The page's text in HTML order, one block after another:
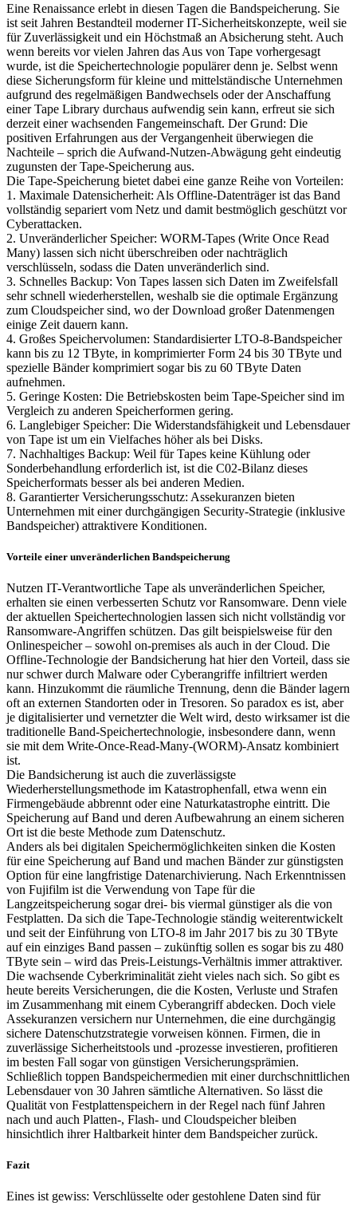
Eine Renaissance erlebt in diesen Tagen die Bandspeicherung. Sie
ist seit Jahren Bestandteil moderner IT-Sicherheitskonzepte, weil sie
für Zuverlässigkeit und ein Höchstmaß an Absicherung steht. Auch
wenn bereits vor vielen Jahren das Aus von Tape vorhergesagt
wurde, ist die Speichertechnologie populärer denn je. Selbst wenn
diese Sicherungsform für kleine und mittelständische Unternehmen
aufgrund des regelmäßigen Bandwechsels oder der Anschaffung
einer Tape Library durchaus aufwendig sein kann, erfreut sie sich
derzeit einer wachsenden Fangemeinschaft. Der Grund: Die
positiven Erfahrungen aus der Vergangenheit überwiegen die
Nachteile – sprich die Aufwand-Nutzen-Abwägung geht eindeutig
zugunsten der Tape-Speicherung aus.
Die Tape-Speicherung bietet dabei eine ganze Reihe von Vorteilen:
1. Maximale Datensicherheit: Als Offline-Datenträger ist das Band
vollständig separiert vom Netz und damit bestmöglich geschützt vor
Cyberattacken.
2. Unveränderlicher Speicher: WORM-Tapes (Write Once Read
Many) lassen sich nicht überschreiben oder nachträglich
verschlüsseln, sodass die Daten unveränderlich sind.
3. Schnelles Backup: Von Tapes lassen sich Daten im Zweifelsfall
sehr schnell wiederherstellen, weshalb sie die optimale Ergänzung
zum Cloudspeicher sind, wo der Download großer Datenmengen
einige Zeit dauern kann.
4. Großes Speichervolumen: Standardisierter LTO-8-Bandspeicher
kann bis zu 12 TByte, in komprimierter Form 24 bis 30 TByte und
spezielle Bänder komprimiert sogar bis zu 60 TByte Daten
aufnehmen.
5. Geringe Kosten: Die Betriebskosten beim Tape-Speicher sind im
Vergleich zu anderen Speicherformen gering.
6. Langlebiger Speicher: Die Widerstandsfähigkeit und Lebensdauer
von Tape ist um ein Vielfaches höher als bei Disks.
7. Nachhaltiges Backup: Weil für Tapes keine Kühlung oder
Sonderbehandlung erforderlich ist, ist die C02-Bilanz dieses
Speicherformats besser als bei anderen Medien.
8. Garantierter Versicherungsschutz: Assekuranzen bieten
Unternehmen mit einer durchgängigen Security-Strategie (inklusive
Bandspeicher) attraktivere Konditionen.
Vorteile einer unveränderlichen Bandspeicherung
Nutzen IT-Verantwortliche Tape als unveränderlichen Speicher,
erhalten sie einen verbesserten Schutz vor Ransomware. Denn viele
der aktuellen Speichertechnologien lassen sich nicht vollständig vor
Ransomware-Angriffen schützen. Das gilt beispielsweise für den
Onlinespeicher – sowohl on-premises als auch in der Cloud. Die
Offline-Technologie der Bandsicherung hat hier den Vorteil, dass sie
nur schwer durch Malware oder Cyberangriffe infiltriert werden
kann. Hinzukommt die räumliche Trennung, denn die Bänder lagern
oft an externen Standorten oder in Tresoren. So paradox es ist, aber
je digitalisierter und vernetzter die Welt wird, desto wirksamer ist die
traditionelle Band-Speichertechnologie, insbesondere dann, wenn
sie mit dem Write-Once-Read-Many-(WORM)-Ansatz kombiniert
ist.
Die Bandsicherung ist auch die zuverlässigste
Wiederherstellungsmethode im Katastrophenfall, etwa wenn ein
Firmengebäude abbrennt oder eine Naturkatastrophe eintritt. Die
Speicherung auf Band und deren Aufbewahrung an einem sicheren
Ort ist die beste Methode zum Datenschutz.
Anders als bei digitalen Speichermöglichkeiten sinken die Kosten
für eine Speicherung auf Band und machen Bänder zur günstigsten
Option für eine langfristige Datenarchivierung. Nach Erkenntnissen
von Fujifilm ist die Verwendung von Tape für die
Langzeitspeicherung sogar drei- bis viermal günstiger als die von
Festplatten. Da sich die Tape-Technologie ständig weiterentwickelt
und seit der Einführung von LTO-8 im Jahr 2017 bis zu 30 TByte
auf ein einziges Band passen – zukünftig sollen es sogar bis zu 480
TByte sein – wird das Preis-Leistungs-Verhältnis immer attraktiver.
Die wachsende Cyberkriminalität zieht vieles nach sich. So gibt es
heute bereits Versicherungen, die die Kosten, Verluste und Strafen
im Zusammenhang mit einem Cyberangriff abdecken. Doch viele
Assekuranzen versichern nur Unternehmen, die eine durchgängig
sichere Datenschutzstrategie vorweisen können. Firmen, die in
zuverlässige Sicherheitstools und -prozesse investieren, profitieren
im besten Fall sogar von günstigen Versicherungsprämien.
Schließlich toppen Bandspeichermedien mit einer durchschnittlichen
Lebensdauer von 30 Jahren sämtliche Alternativen. So lässt die
Qualität von Festplattenspeichern in der Regel nach fünf Jahren
nach und auch Platten-, Flash- und Cloudspeicher bleiben
hinsichtlich ihrer Haltbarkeit hinter dem Bandspeicher zurück.
Fazit
Eines ist gewiss: Verschlüsselte oder gestohlene Daten sind für